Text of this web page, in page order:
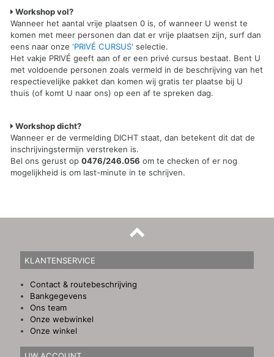
Workshop vol?
Wanneer het aantal vrije plaatsen 0 is, of wanneer U wenst te
komen met meer personen dan dat er vrije plaatsen zijn, surf dan
eens naar onze 'PRIVÉ CURSUS' selectie.
Het vakje PRIVÉ geeft aan of er een privé cursus bestaat. Bent U
met voldoende personen zoals vermeld in de beschrijving van het
respectievelijke pakket dan komen wij gratis ter plaatse bij U
thuis (of komt U naar ons) op een af te spreken dag.
Workshop dicht?
Wanneer er de vermelding DICHT staat, dan betekent dit dat de
inschrijvingstermijn verstreken is.
Bel ons gerust op0476/246.056 om te checken of er nog
mogelijkheid is om last-minute in te schrijven.
KLANTENSERVICE
Contact & routebeschrijving
Bankgegevens
Ons team
Onze webwinkel
Onze winkel